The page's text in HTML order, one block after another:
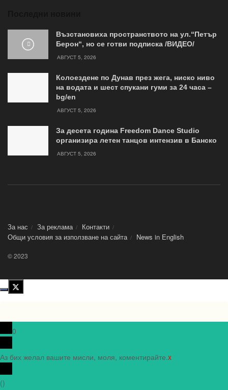
Възстановиха пространството на ул.“Петър
Берон“, но се готви подписка /ВИДЕО/
АВГУСТ 5, 2026
Колоездене по Дунав през жега, ниско ниво
на водата и шест спукани гуми за 24 часа –
bg/en
АВГУСТ 5, 2026
За десета година Freedom Dance Studio
организира летен танцов интензив в Банско
АВГУСТ 5, 2026
За нас За реклама
Контакти
Общи условия за използване на сайта
News in Еnglish
© 2023
0
Аз бих желал вашите мисли, моля, коментирайте.x
()